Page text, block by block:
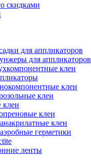
скидками
для аппликаторов
для аппликаторов
клеи
клеи
клеи
клеи
клеи
герметики
ленты